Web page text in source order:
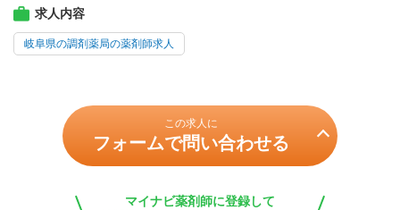
求人内容
岐阜県の調剤薬局の薬剤師求人
この求人に
フォームで問い合わせる
マイナビ薬剤師に登録して